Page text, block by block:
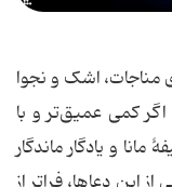
مناجات، اشک و نجوا
کمی عمیق‌تر و با
و یادگار ماندگار